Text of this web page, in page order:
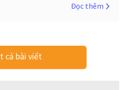
Đọc thêm
cả bài viết